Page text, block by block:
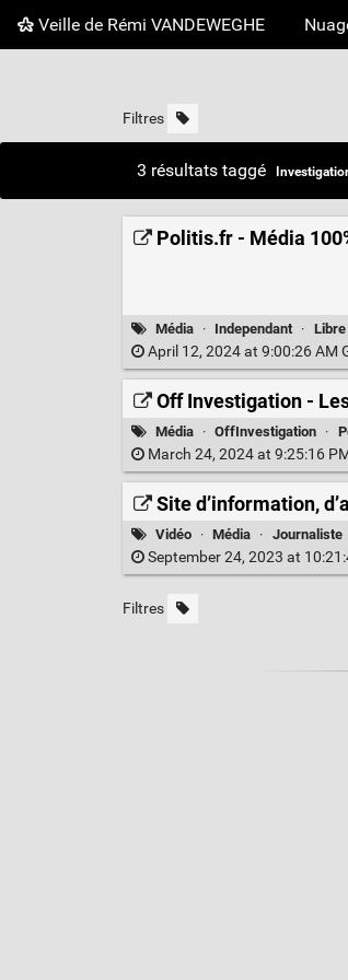
Veille de Rémi VANDEWEGHE
Filtres
3 résultats taggé
Politis.fr - Média
Média · Independant · Libre
April 12, 2024 at 9:00:26 AM
Off Investigation -
Média · OffInvestigation ·
March 24, 2024 at 9:25:16
Site d’information,
Vidéo · Média · Journaliste
September 24, 2023 at
Filtres